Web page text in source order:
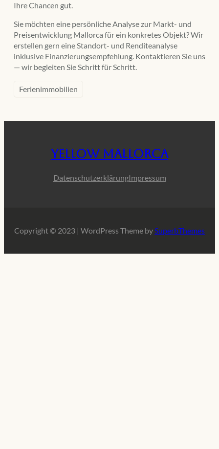
Ihre Chancen gut.
Sie möchten eine persönliche Analyse zur Markt- und
Preisentwicklung Mallorca für ein konkretes Objekt? Wir
erstellen gern eine Standort- und Renditeanalyse
inklusive Finanzierungsempfehlung. Kontaktieren Sie uns
— wir begleiten Sie Schritt für Schritt.
Ferienimmobilien
Yellow Mallorca
DatenschutzerklärungImpressum
Copyright © 2023 | WordPress Theme by SuperbThemes